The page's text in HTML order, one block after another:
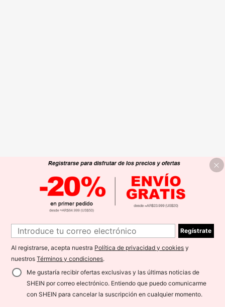
Regístrate
Al registrarse, acepta nuestra Política de privacidad y cookies y
nuestrosTérminos y condiciones.
Me gustaría recibir ofertas exclusivas y las últimas noticias de
SHEIN por correo electrónico. Entiendo que puedo comunicarme
con SHEIN para cancelar la suscripción en cualquier momento.